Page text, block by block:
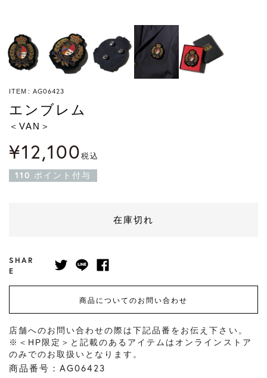
ITEM AG06423
エンブレム
＜VAN＞
¥12,100税込
110 ポイント付与
在庫切れ
SHAR
E
商品についてのお問い合わせ
店舗へのお問い合わせの際は下記品番をお伝え下さい。
※＜HP限定＞と記載のあるアイテムはオンラインストア
のみでのお取扱いとなります。
商品番号：AG06423